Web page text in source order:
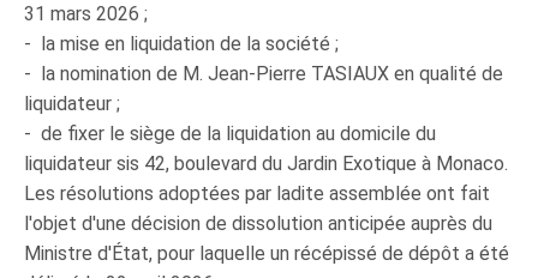
31 mars 2026 ;
- la mise en liquidation de la société ;
- la nomination de M. Jean‑Pierre TASIAUX en qualité de
liquidateur ;
- de fixer le siège de la liquidation au domicile du
liquidateur sis 42, boulevard du Jardin Exotique à Monaco.
Les résolutions adoptées par ladite assemblée ont fait
l'objet d'une décision de dissolution anticipée auprès du
Ministre d'État, pour laquelle un récépissé de dépôt a été